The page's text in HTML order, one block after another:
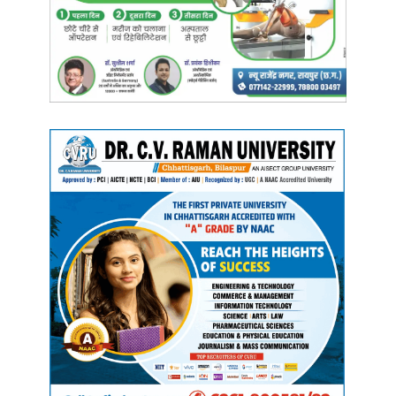
उन्होंने बताया कि बस्तर में बने लगभग200 सुरक्षा शिविरोंको अब“सेवा डेरा”
रूप में विकसित किया जा रहा है। इन केंद्रों के माध्यम से ग्रामीणों को
राशन,
पेंशन, आयुष्मान कार्ड, बैंकिंग, स्वास्थ्य और शिक्षा
सहितकेंद्र एवं राज्य सरकार की
371 योजनाओंका लाभ एक ही स्थान पर उपलब्ध कराया जा रहा है।
मुख्यमंत्री ने कहा कि सरकारचित्रकोटऔरबौद्ध धर्म से जुड़े तीर्थस्थल सिरपुर
विश्वस्तरीय पर्यटन स्थलोंके रूप में विकसित कर रही है। बस्तर में वॉटर स्पोर्ट्स,
एडवेंचर स्पोर्ट्स और जंगल सफारीजैसी गतिविधियों का विस्तार किया जा रहा है,
ग्लोबल मेडिटेशन सेंटर, संग्रहालय और महानदी तट के विकास
पर कार्य जारी है।
उन्होंने कहा किपर्यटन रोजगार का बड़ा माध्यमबन सकता है। पर्यटकों के आने से
होटल, परिवहन, गाइड, हस्तशिल्प, दुकानदारों और स्थानीय उद्यमियों
को रोजगार
मिलता है। बस्तर कोवैश्विक पर्यटन केंद्र
के रूप में विकसित करने से हजारों
युवाओं के लिएरोजगार और स्वरोजगार के अवसर बढ़ेंगे।
मुख्यमंत्री विष्णुदेव साय ने कहा कि छत्तीसगढ़ सरकारनिवेश, सुशासन और